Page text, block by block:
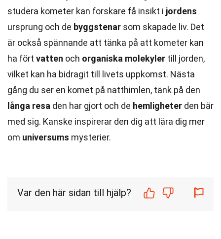
studera kometer kan forskare få insikt i jordens
ursprung och de byggstenar som skapade liv. Det
är också spännande att tänka på att kometer kan
ha fört vatten och organiska molekyler till jorden,
vilket kan ha bidragit till livets uppkomst. Nästa
gång du ser en komet på natthimlen, tänk på den
långa resa den har gjort och de hemligheter den bär
med sig. Kanske inspirerar den dig att lära dig mer
om universums mysterier.
Var den här sidan till hjälp?